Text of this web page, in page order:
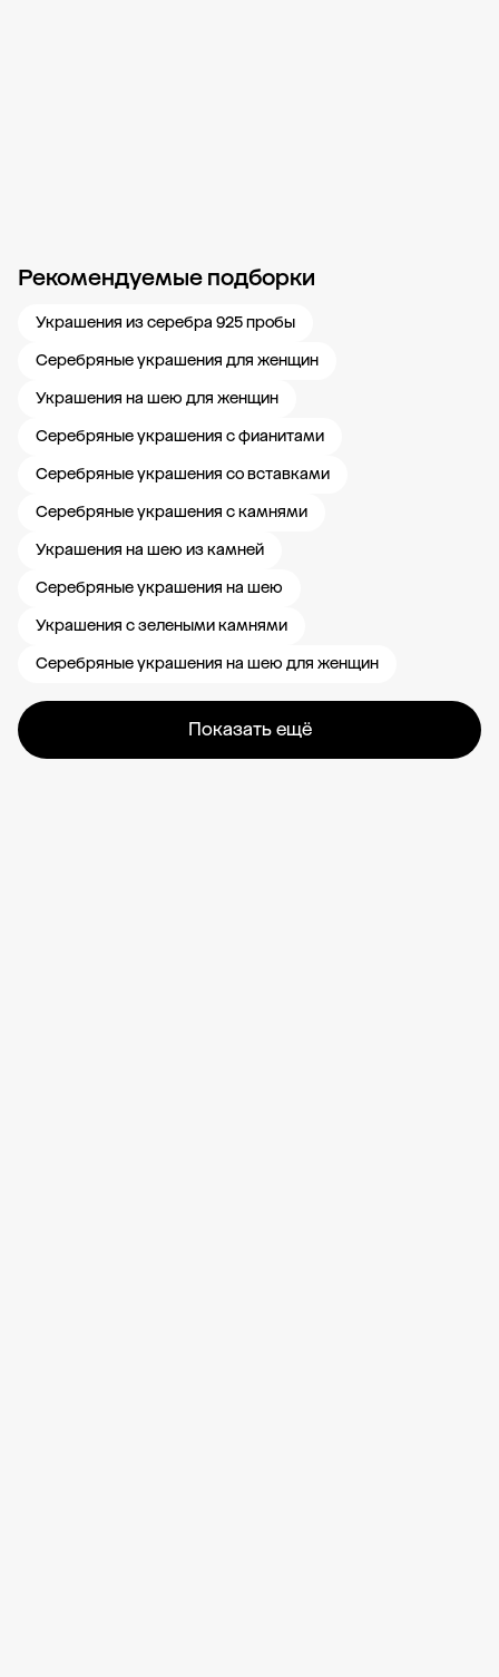
Рекомендуемые подборки
Украшения из серебра 925 пробы
Серебряные украшения для женщин
Украшения на шею для женщин
Серебряные украшения с фианитами
Серебряные украшения со вставками
Серебряные украшения с камнями
Украшения на шею из камней
Серебряные украшения на шею
Украшения с зелеными камнями
Серебряные украшения на шею для женщин
Показать ещё
Новости компании Журнал ЗОЛОТОЙ Блог